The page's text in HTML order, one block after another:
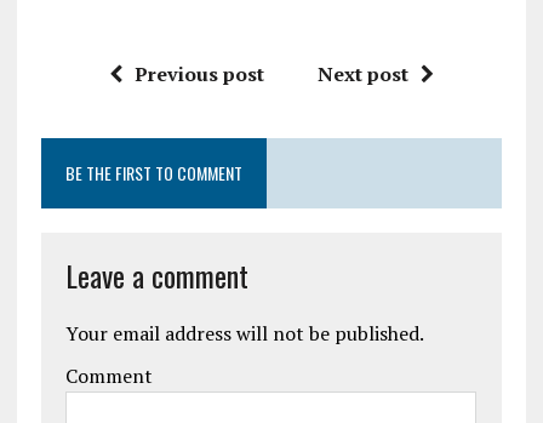
Previous post Next post
BE THE FIRST TO COMMENT
Leave a comment
Your email address will not be published.
Comment